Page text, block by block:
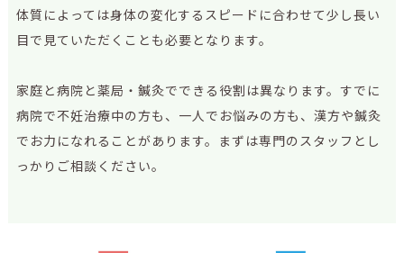
体質によっては身体の変化するスピードに合わせて少し長い
目で見ていただくことも必要となります。
家庭と病院と薬局・鍼灸でできる役割は異なります。すでに
病院で不妊治療中の方も、一人でお悩みの方も、漢方や鍼灸
でお力になれることがあります。まずは専門のスタッフとし
っかりご相談ください。